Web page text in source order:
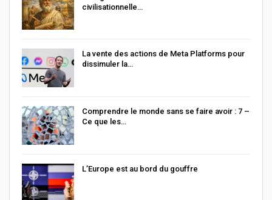
civilisationnelle…
La vente des actions de Meta Platforms pour
dissimuler la…
Comprendre le monde sans se faire avoir : 7 –
Ce que les…
L’Europe est au bord du gouffre